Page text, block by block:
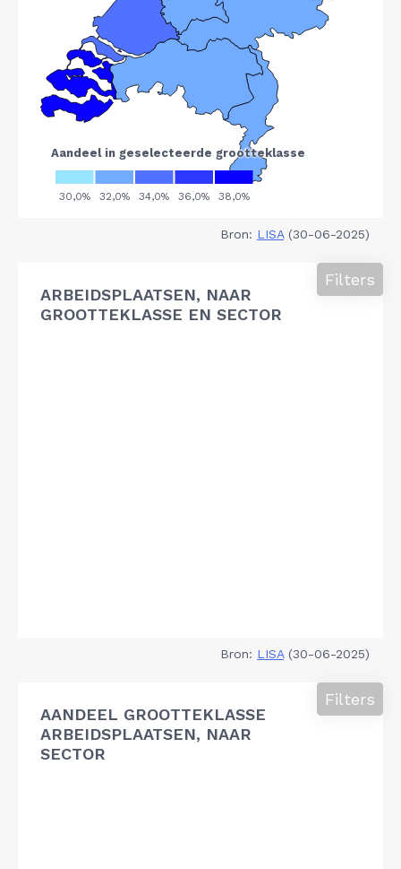
Bron: LISA(30-06-2025)
ARBEIDSPLAATSEN, NAAR
GROOTTEKLASSE EN SECTOR
Filters
Bron: LISA(30-06-2025)
AANDEEL GROOTTEKLASSE
ARBEIDSPLAATSEN, NAAR
SECTOR
Filters